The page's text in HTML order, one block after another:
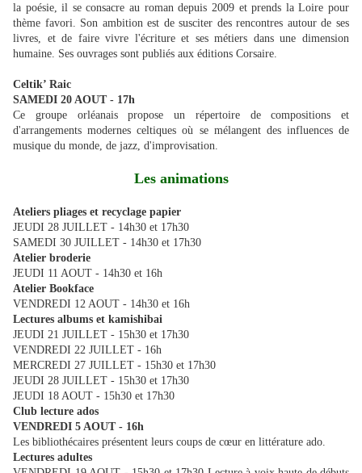
la poésie, il se consacre au roman depuis 2009 et prends la Loire pour
thème favori. Son ambition est de susciter des rencontres autour de ses
livres, et de faire vivre l'écriture et ses métiers dans une dimension
humaine. Ses ouvrages sont publiés aux éditions Corsaire.
Celtik’ Raic
SAMEDI 20 AOUT - 17h
Ce groupe orléanais propose un répertoire de compositions et
d'arrangements modernes celtiques où se mélangent des influences de
musique du monde, de jazz, d'improvisation.
Les animations
Ateliers pliages et recyclage papier
JEUDI 28 JUILLET - 14h30 et 17h30
SAMEDI 30 JUILLET - 14h30 et 17h30
Atelier broderie
JEUDI 11 AOUT - 14h30 et 16h
Atelier Bookface
VENDREDI 12 AOUT - 14h30 et 16h
Lectures albums et kamishibai
JEUDI 21 JUILLET - 15h30 et 17h30
VENDREDI 22 JUILLET - 16h
MERCREDI 27 JUILLET - 15h30 et 17h30
JEUDI 28 JUILLET - 15h30 et 17h30
JEUDI 18 AOUT - 15h30 et 17h30
Club lecture ados
VENDREDI 5 AOUT - 16h
Les bibliothécaires présentent leurs coups de cœur en littérature ado.
Lectures adultes